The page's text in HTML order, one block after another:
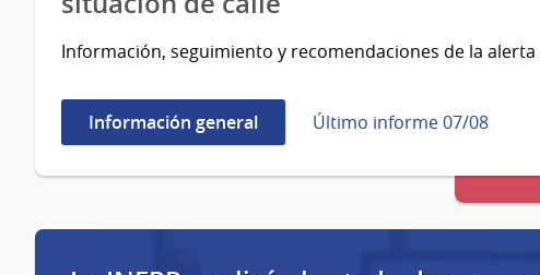
Información, seguimiento y recomendaciones de la alerta
Información general Último informe 07/08